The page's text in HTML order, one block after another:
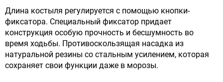
Длина костыля регулируется с помощью кнопки-
фиксатора. Специальный фиксатор придает
конструкция особую прочность и бесшумность во
время ходьбы. Противоскользящая насадка из
натуральной резины со стальным усилением, которая
сохраняет свои функции даже в морозы.